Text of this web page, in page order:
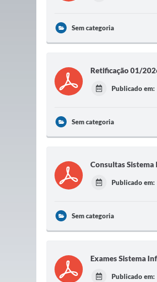
Sem categoria
Retificação 01/
Publicado em:
Sem categoria
Consultas Sistema
Publicado em:
Sem categoria
Exames Sistema
Publicado em: